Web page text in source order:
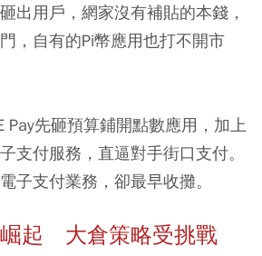
出用戶，網家沒有補貼的本錢，
，自有的Pi幣應用也打不開市
Pay先砸預算鋪開點數應用，加上
支付服務，直逼對手街口支付。
子支付業務，卻最早收攤。
起 大倉策略受挑戰